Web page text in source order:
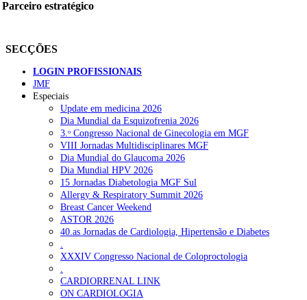
NOTÍCIAS RECENTES
Quase 11.900 jovens recorreram aos cheques psicólogo e
nutricionista no primeiro mês
7 de Agosto, 2026
ULS de Coimbra estreia cirurgia endoscópica do ouvido com
apoio robótico em Portugal
Enfermeiros exigem esclarecimentos sobre eventual gestão
privada da ULS do Algarve 7 de Agosto, 2026
Ordem dos Médicos alerta para riscos no novo sistema de acesso
a consultas e cirurgias 7 de Agosto, 2026
Parceiro estratégico
SECÇÕES
LOGIN PROFISSIONAIS
JMF
Especiais
Update em medicina 2026
Dia Mundial da Esquizofrenia 2026
3.ᵒ Congresso Nacional de Ginecologia em MGF
VIII Jornadas Multidisciplinares MGF
Dia Mundial do Glaucoma 2026
Dia Mundial HPV 2026
15 Jornadas Diabetologia MGF Sul
Allergy & Respiratory Summit 2026
Breast Cancer Weekend
ASTOR 2026
40.as Jornadas de Cardiologia, Hipertensão e Diabetes
.
XXXIV Congresso Nacional de Coloproctologia
.
CARDIORRENAL LINK
ON CARDIOLOGIA